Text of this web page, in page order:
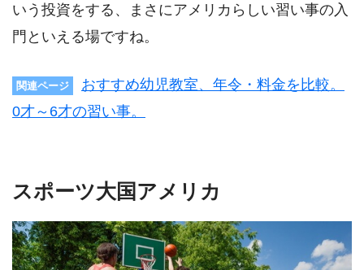
いう投資をする、まさにアメリカらしい習い事の入
門といえる場ですね。
関連ページ
おすすめ幼児教室、年令・料金を比較。
0才～6才の習い事。
スポーツ大国アメリカ